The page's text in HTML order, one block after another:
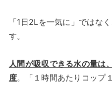
「1日2Lを一気に」ではな
す。
人間が吸収できる水の量
度。「１時間あたりコップ